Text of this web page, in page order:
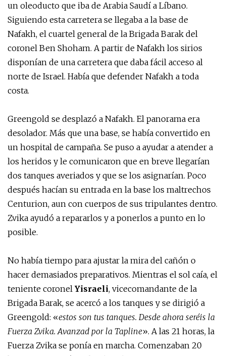
un oleoducto que iba de Arabia Saudí a Líbano.
Siguiendo esta carretera se llegaba a la base de
Nafakh, el cuartel general de la Brigada Barak del
coronel Ben Shoham. A partir de Nafakh los sirios
disponían de una carretera que daba fácil acceso al
norte de Israel. Había que defender Nafakh a toda
costa.
Greengold se desplazó a Nafakh. El panorama era
desolador. Más que una base, se había convertido en
un hospital de campaña. Se puso a ayudar a atender a
los heridos y le comunicaron que en breve llegarían
dos tanques averiados y que se los asignarían. Poco
después hacían su entrada en la base los maltrechos
Centurion, aun con cuerpos de sus tripulantes dentro.
Zvika ayudó a repararlos y a ponerlos a punto en lo
posible.
No había tiempo para ajustar la mira del cañón o
hacer demasiados preparativos. Mientras el sol caía, el
teniente coronel Yisraeli, vicecomandante de la
Brigada Barak, se acercó a los tanques y se dirigió a
Greengold: «estos son tus tanques. Desde ahora seréis la
Fuerza Zvika. Avanzad por la Tapline». A las 21 horas, la
Fuerza Zvika se ponía en marcha. Comenzaban 20